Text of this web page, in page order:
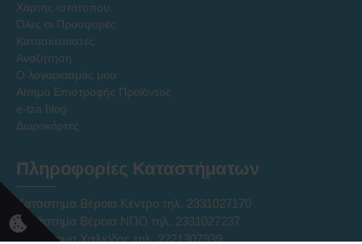
Χάρτης ιστότοπου
Όλες οι Προσφορές
Κατασκευαστές
Αναζήτηση
Ο λογαριασμός μου
Αίτημα Επιστροφής Προϊόντος
e-tza blog
Δωροκάρτες
Πληροφορίες Καταστήματων
Κατάστημα Βέροια Κέντρο τηλ. 2331027170
Κατάστημα Βέροια ΝΠΟ τηλ. 2331027237
Κατάστημα Χαλκίδας τηλ. 2221307939